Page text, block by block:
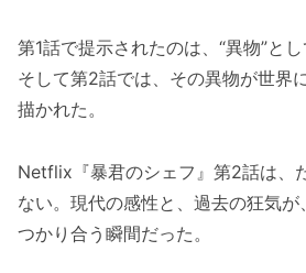
第1話で提示されたのは、“異物”とし
そして第2話では、その異物が世界
描かれた。
Netflix『暴君のシェフ』第2話は、
ない。現代の感性と、過去の狂気
つかり合う瞬間だった。